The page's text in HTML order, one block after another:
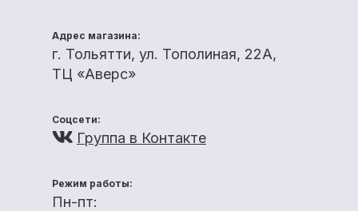
Адрес магазина:
г. Тольятти, ул. Тополиная, 22А,
ТЦ «Аверс»
Соцсети:
Группа в Контакте
Режим работы:
Пн-пт: